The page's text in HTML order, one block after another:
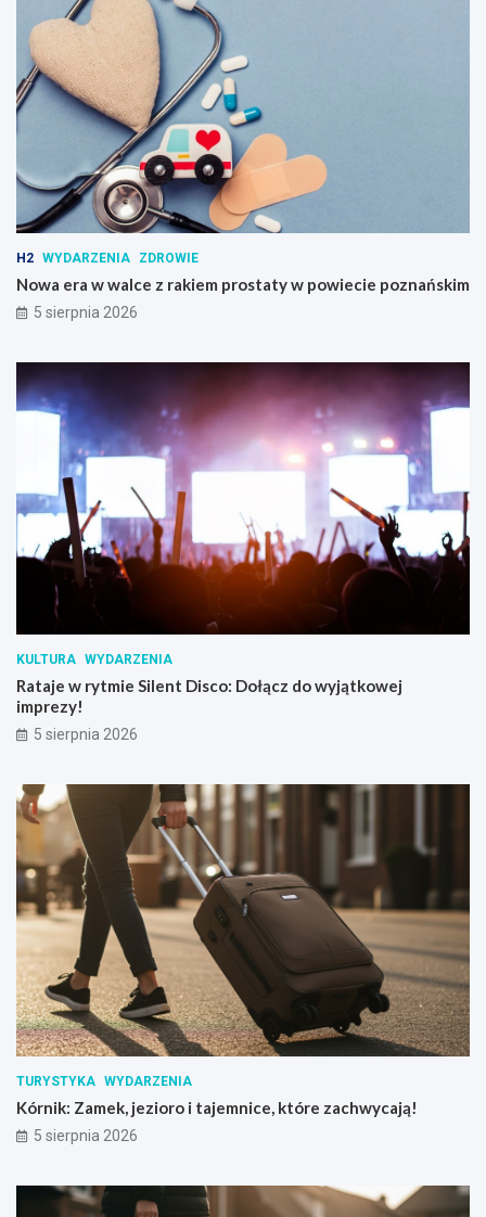
H2 WYDARZENIA ZDROWIE
Nowa era w walce z rakiem prostaty w powiecie poznańskim
5 sierpnia 2026
KULTURA WYDARZENIA
Rataje w rytmie Silent Disco: Dołącz do wyjątkowej
imprezy!
5 sierpnia 2026
TURYSTYKA WYDARZENIA
Kórnik: Zamek, jezioro i tajemnice, które zachwycają!
5 sierpnia 2026